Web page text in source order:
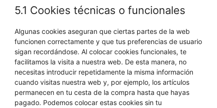
5.1 Cookies técnicas o funcionales
Algunas cookies aseguran que ciertas partes de la web
funcionen correctamente y que tus preferencias de usuario
sigan recordándose. Al colocar cookies funcionales, te
facilitamos la visita a nuestra web. De esta manera, no
necesitas introducir repetidamente la misma información
cuando visitas nuestra web y, por ejemplo, los artículos
permanecen en tu cesta de la compra hasta que hayas
pagado. Podemos colocar estas cookies sin tu